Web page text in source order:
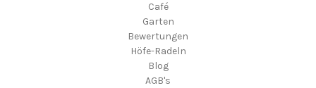
Café
Garten
Bewertungen
Höfe-Radeln
Blog
AGB's